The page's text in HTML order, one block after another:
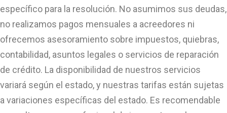
específico para la resolución. No asumimos sus deudas,
no realizamos pagos mensuales a acreedores ni
ofrecemos asesoramiento sobre impuestos, quiebras,
contabilidad, asuntos legales o servicios de reparación
de crédito. La disponibilidad de nuestros servicios
variará según el estado, y nuestras tarifas están sujetas
a variaciones específicas del estado. Es recomendable